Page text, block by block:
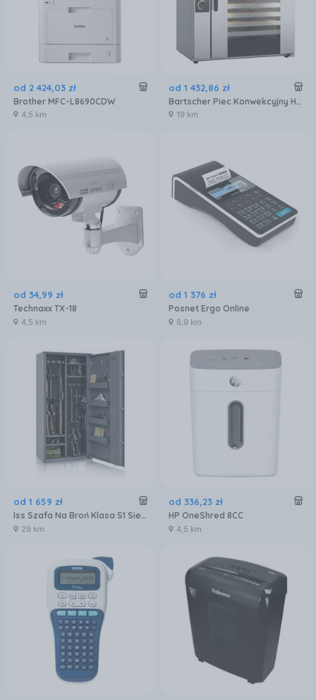
od 2 424,03 zł
Brother MFC-L8690CDW
4,5 km
od 1 432,86 zł
Bartscher Piec Konwekcyjny Hc6040-10
19 km
od 34,99 zł
Technaxx TX-18
4,5 km
od 1 376 zł
Posnet Ergo Online
8,9 km
od 1 659 zł
Iss Szafa Na Broń Klasa S1 Siegen Max Kombi 500081 Zamek Kluczowy
29 km
od 336,23 zł
HP OneShred 8CC
4,5 km